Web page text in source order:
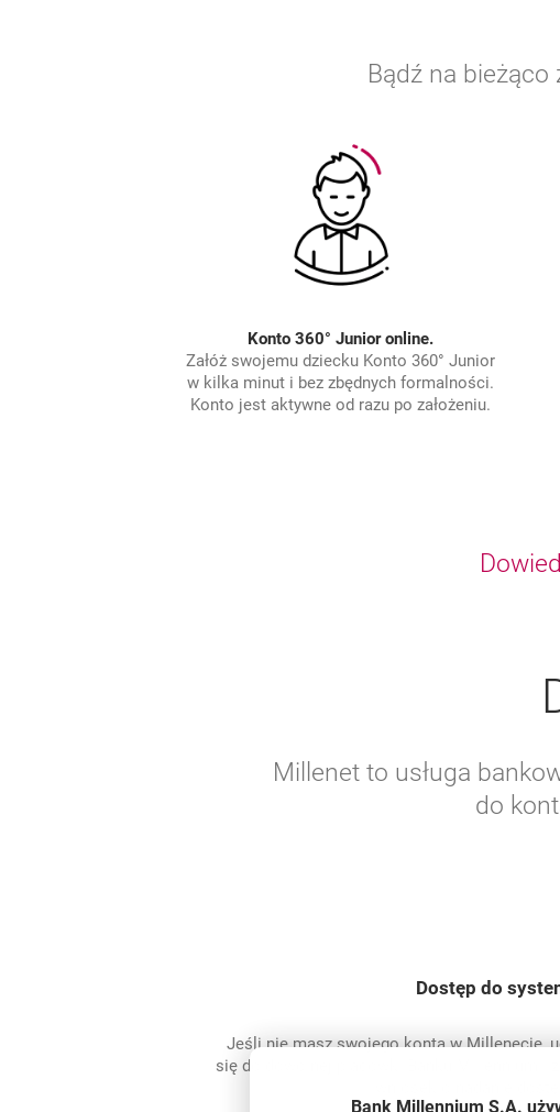
Bądź na
Konto 360° Junioronline.
Załóż swojemu dziecku Konto 360° Junior
w kilka minut i bez zbędnych formalności.
Konto jest aktywne od razu po założeniu.
Millenet to usługa
do
Dostęp do
Jeśli nie masz swojego konta w Millenecie,
się do dowolnej placówki Banku Millennium i
Bank Millennium S.A.